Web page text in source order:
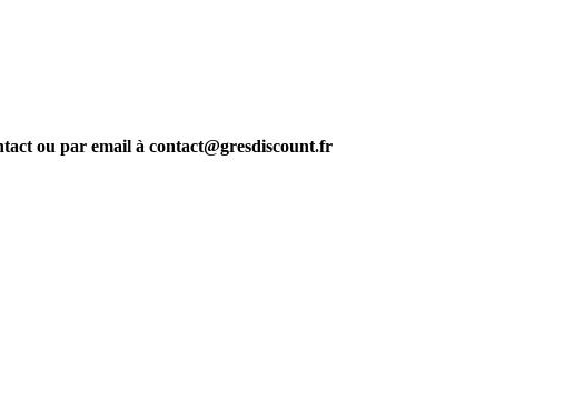
ou par email à contact@gresdiscount.fr